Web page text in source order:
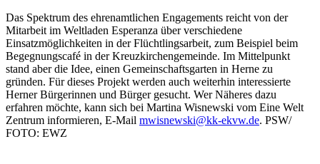
Das Spektrum des ehrenamtlichen Engagements reicht von der
Mitarbeit im Weltladen Esperanza über verschiedene
Einsatzmöglichkeiten in der Flüchtlingsarbeit, zum Beispiel beim
Begegnungscafé in der Kreuzkirchengemeinde. Im Mittelpunkt
stand aber die Idee, einen Gemeinschaftsgarten in Herne zu
gründen. Für dieses Projekt werden auch weiterhin interessierte
Herner Bürgerinnen und Bürger gesucht. Wer Näheres dazu
erfahren möchte, kann sich bei Martina Wisnewski vom Eine Welt
Zentrum informieren, E-Mail mwisnewski@kk-ekvw.de. PSW/
FOTO: EWZ